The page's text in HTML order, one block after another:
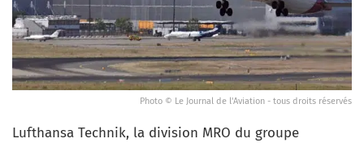
Photo © Le Journal de l'Aviation - tous droits réservés
Lufthansa Technik, la division MRO du groupe